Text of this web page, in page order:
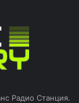
Радио Станция.